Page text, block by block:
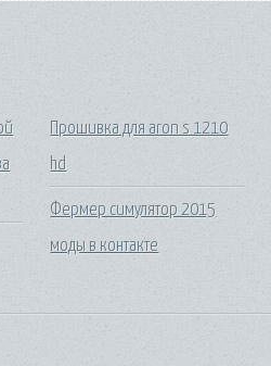
Прошивка для aron s 1210
hd
Фермер симулятор 2015
моды в контакте